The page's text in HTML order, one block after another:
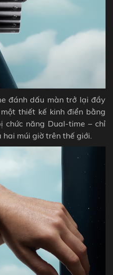
đánh dấu màn trở lại đầy
thiết kế kinh điển bằng
chức năng Dual-time – chỉ
hai múi giờ trên thế giới.